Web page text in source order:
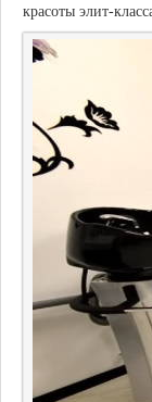
красоты элит-